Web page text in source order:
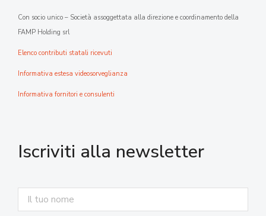
Con socio unico – Società assoggettata alla direzione e coordinamento della
FAMP Holding srl
Elenco contributi statali ricevuti
Informativa estesa videosorveglianza
Informativa fornitori e consulenti
Iscriviti alla newsletter